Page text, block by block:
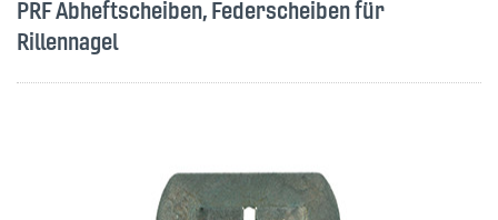
PRF Abheftscheiben, Federscheiben für
Rillennagel